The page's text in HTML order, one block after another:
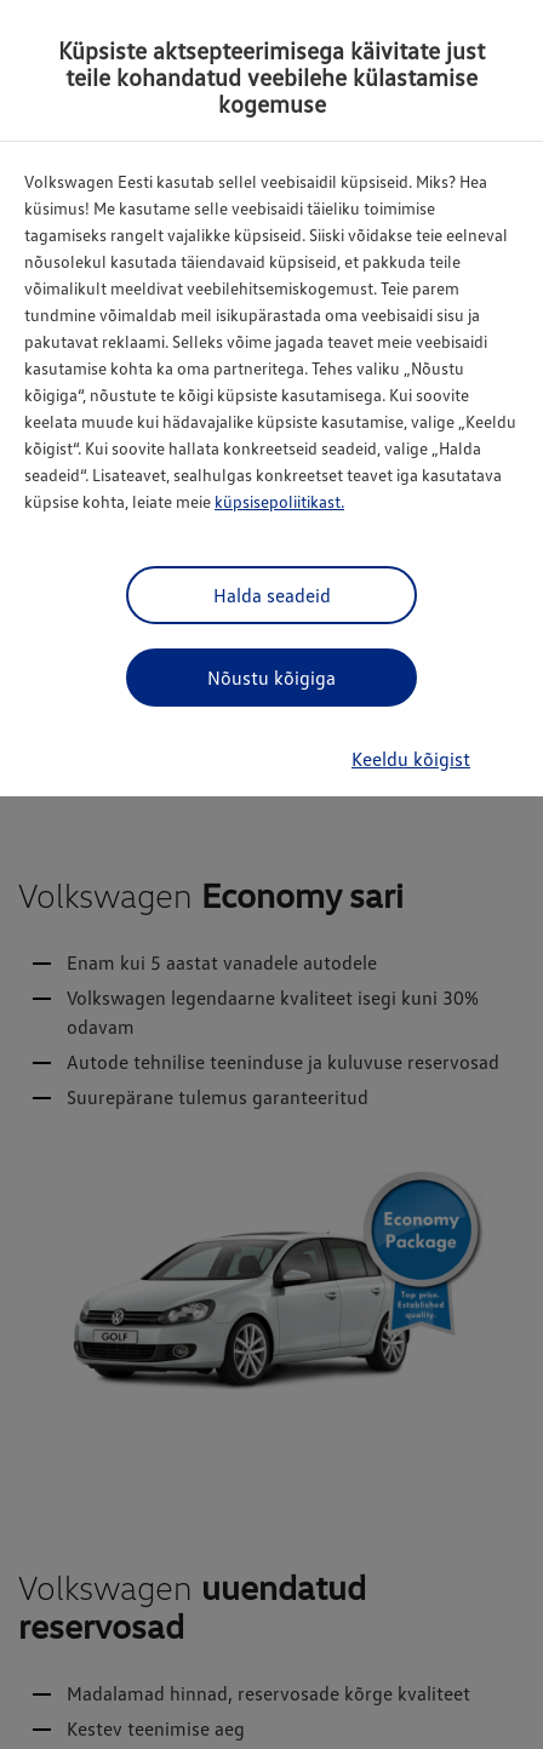
Volkswagenoriginaal varuosad
Välja töötatud Volkswagen mudelite valikuks
Tagab kestva autode jõudluse ja efektiivse kütte
kokkuhoiu
Kõrge kvaliteet ja -vastupidavus tagab autole
madalamaid hoolduse väljaminekuid
Aitab säilitada kõrget auto turuväärtust
Volkswagen Economy sari
Enam kui 5 aastat vanadele autodele
Volkswagen legendaarne kvaliteet isegi kuni 30%
odavam
Autode tehnilise teeninduse ja kuluvuse reservosad
Suurepärane tulemus garanteeritud
Volkswagen uuendatud
reservosad
Madalamad hinnad, reservosade kõrge kvaliteet
Kestev teenimise aeg
Tagasi
Küpsiste aktsepteerimisega käivitate just
teile kohandatud veebilehe külastamise
kogemuse
Volkswagen Eesti kasutab sellel veebisaidil küpsiseid. Miks? Hea
küsimus! Me kasutame selle veebisaidi täieliku toimimise
tagamiseks rangelt vajalikke küpsiseid. Siiski võidakse teie eelneval
nõusolekul kasutada täiendavaid küpsiseid, et pakkuda teile
võimalikult meeldivat veebilehitsemiskogemust. Teie parem
tundmine võimaldab meil isikupärastada oma veebisaidi sisu ja
pakutavat reklaami. Selleks võime jagada teavet meie veebisaidi
kasutamise kohta ka oma partneritega. Tehes valiku „Nõustu
kõigiga“, nõustute te kõigi küpsiste kasutamisega. Kui soovite
keelata muude kui hädavajalike küpsiste kasutamise, valige „Keeldu
kõigist“. Kui soovite hallata konkreetseid seadeid, valige „Halda
seadeid“. Lisateavet, sealhulgas konkreetset teavet iga kasutatava
küpsise kohta, leiate meie küpsisepoliitikast.
Halda seadeid
Nõustu kõigiga
Keeldu kõigist